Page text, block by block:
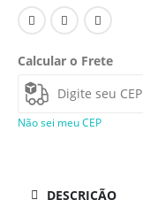
Calcular o Frete
Não sei meu CEP
DESCRIÇÃO